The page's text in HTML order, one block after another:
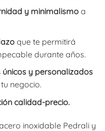
y minimalismoa
que te permitirá
durante años.
y personalizados
negocio.
calidad-precio.
inoxidable Pedrali y